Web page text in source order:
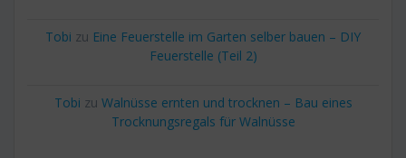
Tobi zu Eine Feuerstelle im Garten selber bauen – DIY
Feuerstelle (Teil 2)
Tobi zu Walnüsse ernten und trocknen – Bau eines
Trocknungsregals für Walnüsse